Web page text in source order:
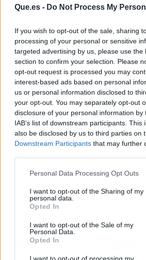
Que.es - Do Not Process My
If you wish to opt-out of the sale, sharing
processing of your personal or sensitive
targeted advertising by us, please use the
section to confirm your selection. Please
opt-out request is processed you may
interest-based ads based on personal
us or personal information disclosed to
your opt-out. You may separately opt-out
disclosure of your personal information by
IAB’s list of downstream participants. This
also be disclosed by us to third parties on
Downstream Participants that may further
Personal Data Processing Opt Outs
I want to opt-out of the Sharing of my
personal data.
Opted In
I want to opt-out of the Sale of my
Personal Data.
Opted In
ambición del club italiano por
máximo nivel en todas las
posibilidad de adquirir a un
categoría a través de un
operación maestra para el
A, permitiéndoles fortalecer una
sin incurrir en grandes gastos.
intercambio, de concretarse,
históricopor los nombres
también por la manera en que
Más información:Ronald Araújo se
para el FC Barcelona
Artículo anterior
Pablo Barrios implora un